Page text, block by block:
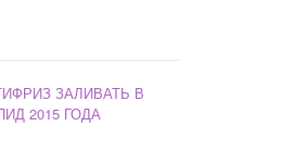
ЗАЛИВАТЬ В
2015 ГОДА